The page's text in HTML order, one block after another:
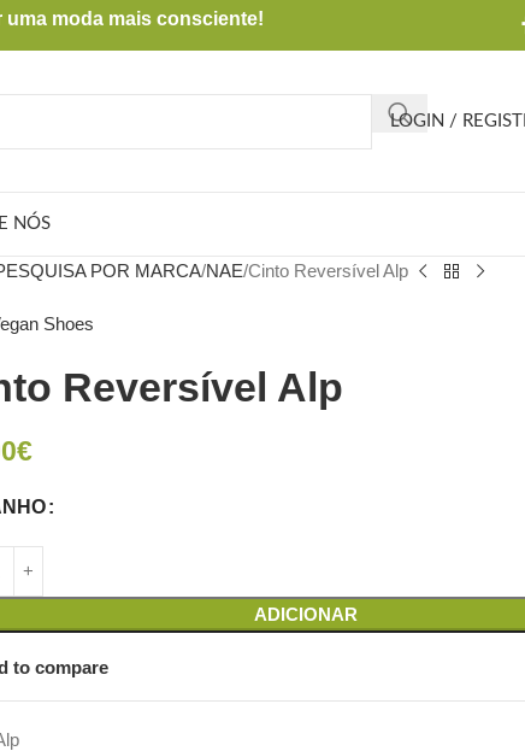
moda mais consciente!
LOGIN /
NÓS
POR MARCA NAE Cinto Reversível Alp
Shoes
Reversível Alp
€
ADICIONAR
to compare